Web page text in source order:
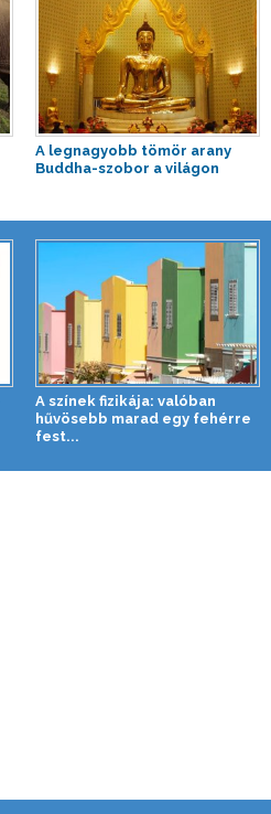
A legnagyobb tömör arany
Buddha-szobor a világon
A színek fizikája: valóban
hűvösebb marad egy fehérre
fest...